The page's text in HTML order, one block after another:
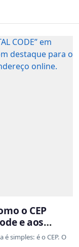
o CEP
e aos
simples: é o CEP. O